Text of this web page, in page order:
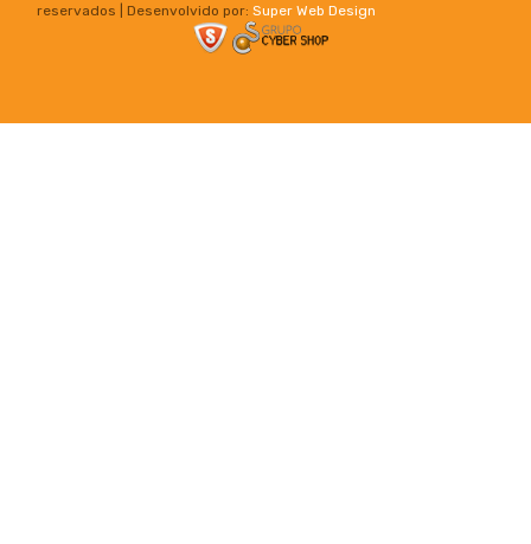
reservados | Desenvolvido por: Super Web Design